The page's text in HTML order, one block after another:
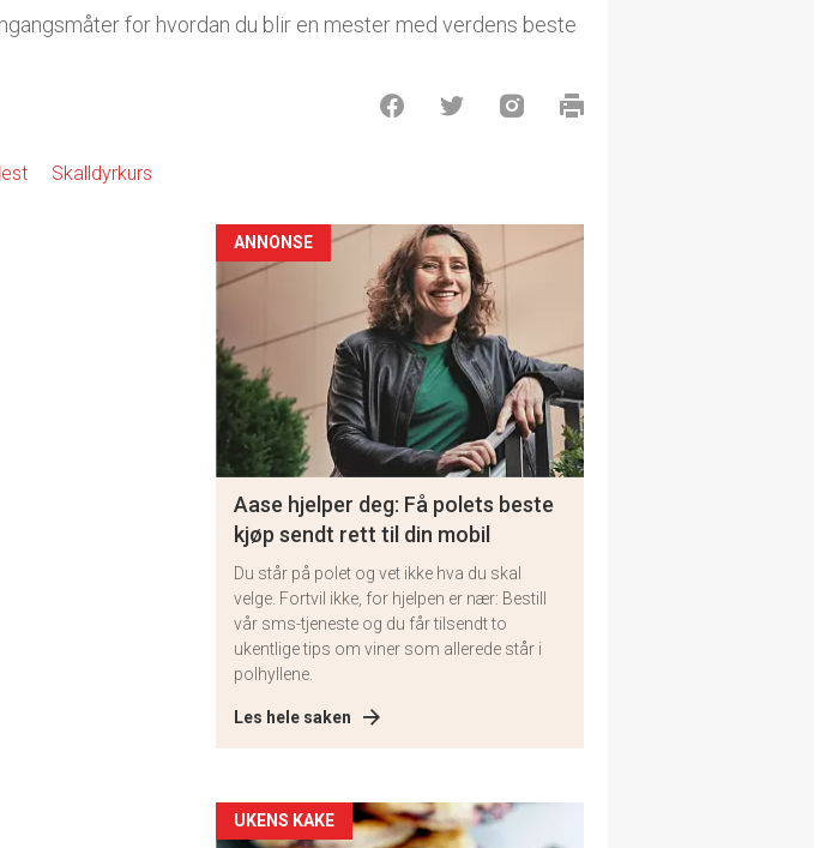
for hvordan du blir en mester med verdens beste
Skalldyrkurs
ANNONSE
Aase hjelper deg: Få polets beste
kjøp sendt rett til din mobil
Du står på polet og vet ikke hva du skal
velge. Fortvil ikke, for hjelpen er nær: Bestill
vår sms-tjeneste og du får tilsendt to
ukentlige tips om viner som allerede står i
polhyllene.
Les hele saken
Artikler
UKENS KAKE